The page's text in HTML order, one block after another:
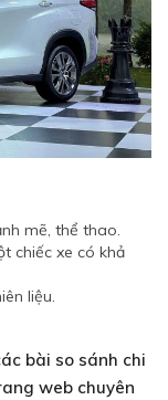
mẽ, thể thao.
chiếc xe có khả
liệu.
bài so sánh chi
web chuyên